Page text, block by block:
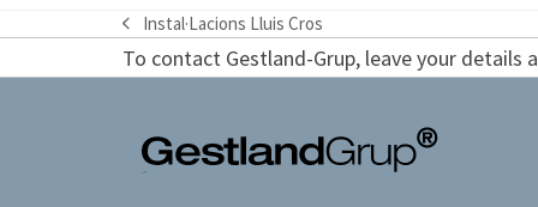
previous
post:
Instal·Lacions Lluis Cros
To contact Gestland-Grup, leave your details